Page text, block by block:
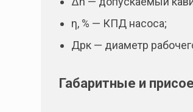
η, % — КПД насоса;
Дрк — диаметр
Габаритные и